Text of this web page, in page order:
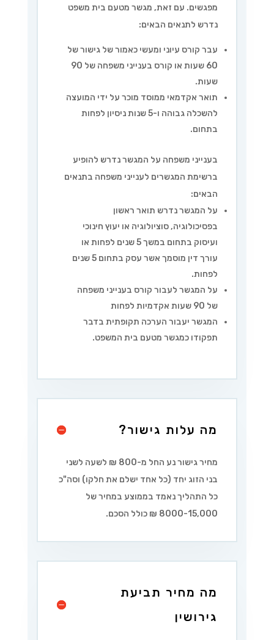
מפגשים. עם זאת, מגשר מטעם בית משפט
נדרש לתנאים הבאים:
עבר קורס עיוני ומעשי כאמור של גישור של
60 שעות או קורס בענייני משפחה של 90
שעות.
תואר אקדמאי ממוסד מוכר על ידי המועצה
להשכלה גבוהה ו-5 שנות ניסיון לפחות
בתחום.
בענייני משפחה על המגשר נדרש להופיע
ברשימת המגשרים לענייני משפחה בתנאים
הבאים:
על המגשר נדרש תואר ראשון
בפסיכולוגיה, סוציולוגיה או יעוץ חינוכי
ועיסוק בתחום במשך 5 שנים לפחות או
עורך דין מוסמך אשר עסק בתחום 5 שנים
לפחות.
על המגשר לעבור קורס בענייני משפחה
של 90 שעות אקדמיות לפחות
המגשר יעבור הערכה תקופתית בדבר
תפקודו כמגשר מטעם בית המשפט.
מה עלות גישור?
מחיר גישור נע החל מ-800 ₪ לשעה לשני
בני הזוג יחד (כל אחד ישלם את חלקו) וסה"כ
כל התהליך נאמד בממוצע במחיר של
8000-15,000 ₪ כולל הסכם.
מה מחיר תביעת
גירושין